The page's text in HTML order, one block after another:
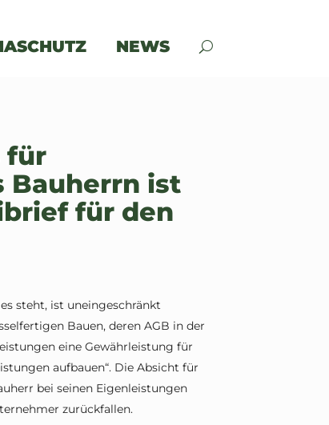
NEWS
für
Bauherrn ist
für den
steht, ist uneingeschränkt
Bauen, deren AGB in der
eine Gewährleistung für
aufbauen“. Die Absicht für
bei seinen Eigenleistungen
zurückfallen.